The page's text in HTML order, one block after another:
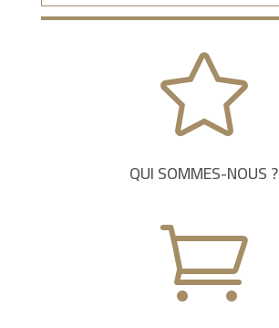

QUI SOMMES-NOUS ?
